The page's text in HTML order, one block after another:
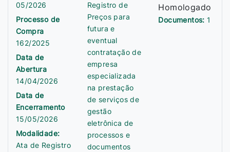
05/2026
Processo de
Compra
162/2025
Data de
Abertura
14/04/2026
Data de
Encerramento
15/05/2026
Modalidade:
Ata de Registro
Registro de
Preços para
futura e
eventual
contratação de
empresa
especializada
na prestação
de serviços de
gestão
eletrônica de
processos e
documentos
Homologado
Documentos:1